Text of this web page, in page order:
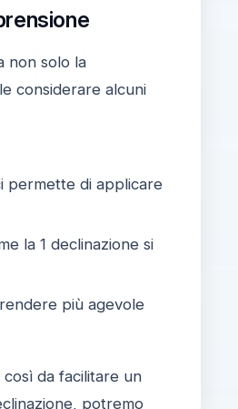
non solo la
considerare alcuni
permette di applicare
la 1 declinazione si
più agevole
, così da facilitare un
potremo